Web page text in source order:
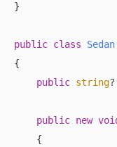
}
public class Sedan
{
public string
public new
    {